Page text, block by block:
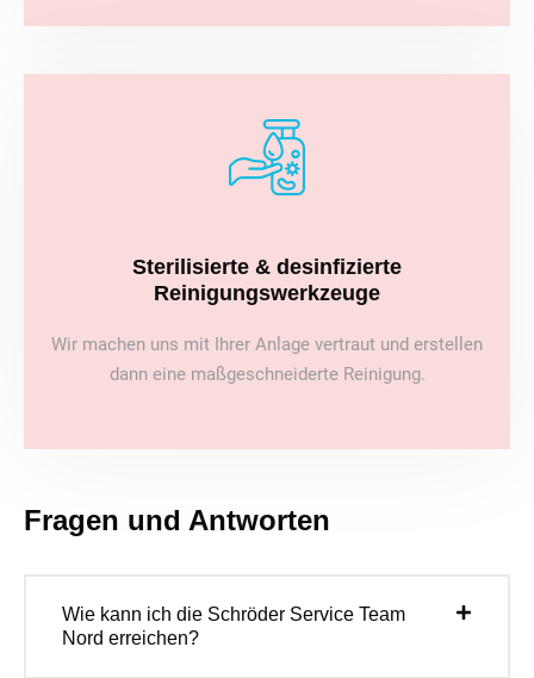
Sterilisierte & desinfizierte
Reinigungswerkzeuge
Wir machen uns mit Ihrer Anlage vertraut und erstellen
dann eine maßgeschneiderte Reinigung.
Fragen und Antworten
Wie kann ich die Schröder Service Team
Nord erreichen?